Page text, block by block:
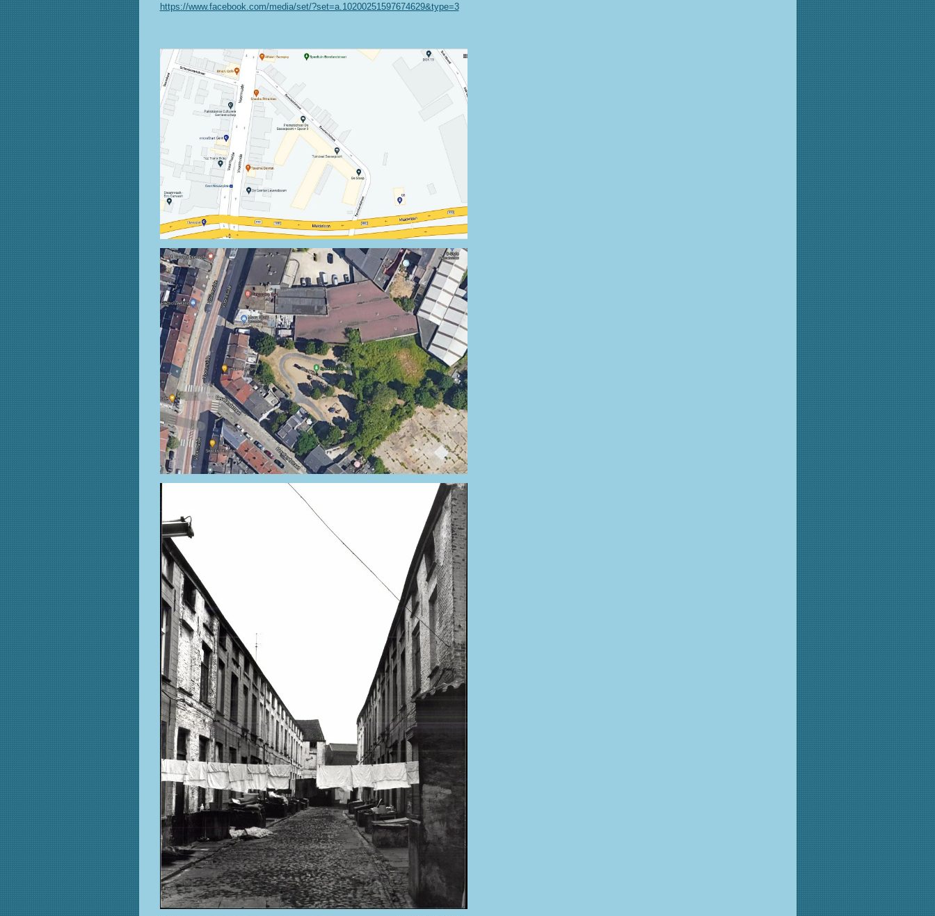
https://www.facebook.com/media/set/?set=a.10200251597674629&type=3